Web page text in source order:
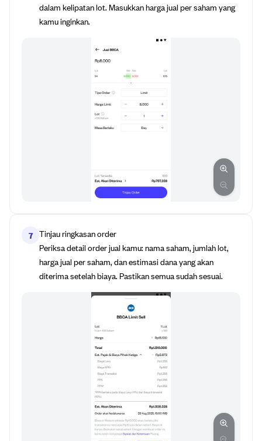
dalam kelipatan lot. Masukkan harga jual per saham yang
kamu inginkan.
7 Tinjau ringkasan order
Periksa detail order jual kamu: nama saham, jumlah lot,
harga jual per saham, dan estimasi dana yang akan
diterima setelah biaya. Pastikan semua sudah sesuai.